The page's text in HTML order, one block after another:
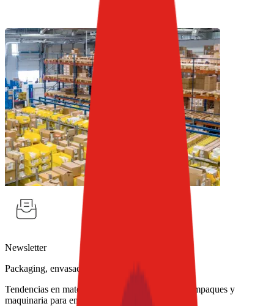
Newsletter
Packaging, envasado y procesamiento
Tendencias en materiales sostenibles, diseño de empaques y
maquinaria para envasado.